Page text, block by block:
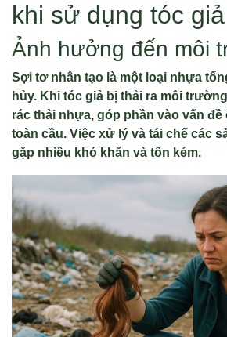
khi sử dụng tóc
Ảnh hưởng đến môi
Sợi tơ nhân tạo là một loại nhựa
hủy. Khi tóc giả bị thải ra môi
rác thải nhựa, góp phần vào vấn đề
toàn cầu. Việc xử lý và tái chế các
gặp nhiều khó khăn và tốn kém.